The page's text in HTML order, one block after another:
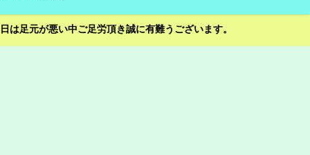
足元が悪い中ご足労頂き誠に有難うございます。